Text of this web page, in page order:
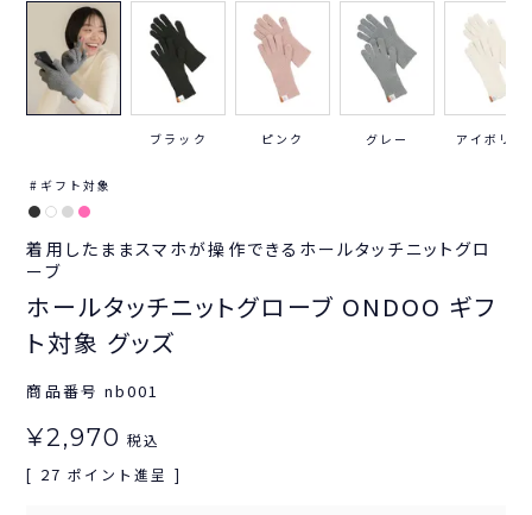
ブラック ピンク グレー アイボリー
ギフト対象
着用したままスマホが操作できるホールタッチニットグロ
ーブ
ホールタッチニットグローブ ONDOO ギフ
ト対象 グッズ
商品番号 nb001
¥2,970 税込
[ 27 ポイント進呈 ]